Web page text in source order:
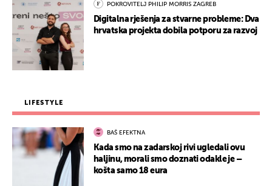
POKROVITELJ PHILIP MORRIS ZAGREB
Digitalna rješenja za stvarne probleme: Dva
hrvatska projekta dobila potporu za razvoj
LIFESTYLE
BAŠ EFEKTNA
Kada smo na zadarskoj rivi ugledali ovu
haljinu, morali smo doznati odakle je –
košta samo 18 eura